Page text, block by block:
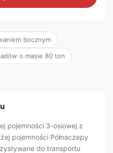
bocznym
o masie 80 ton
pojemności 3-osiowej z
pojemności Półnaczepy
do transportu